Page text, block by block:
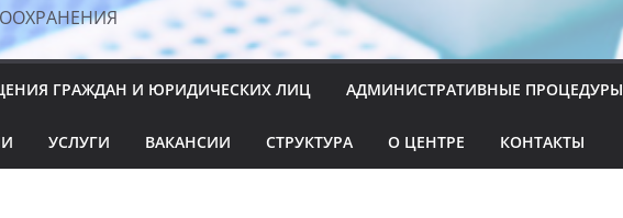
ГРАЖДАН И ЮРИДИЧЕСКИХ ЛИЦ АДМИНИСТРАТИВНЫЕ ПРОЦЕДУРЫ
УСЛУГИ ВАКАНСИИ СТРУКТУРА О ЦЕНТРЕ КОНТАКТЫ